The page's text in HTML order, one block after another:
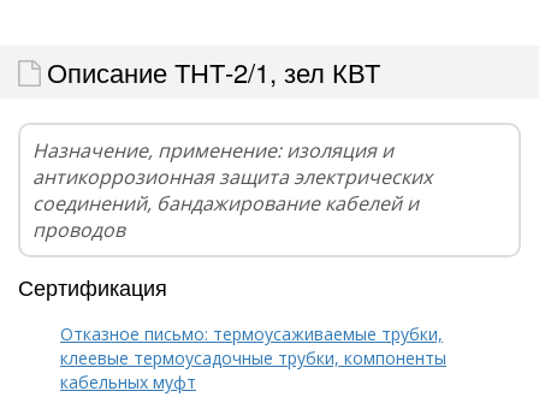
Описание ТНТ-2/1, зел КВТ
Назначение, применение: изоляция и
антикоррозионная защита электрических
соединений, бандажирование кабелей и
проводов
Сертификация
Отказное письмо: термоусаживаемые трубки,
клеевые термоусадочные трубки, компоненты
кабельных муфт